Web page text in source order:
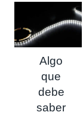
Algo
que
debe
saber